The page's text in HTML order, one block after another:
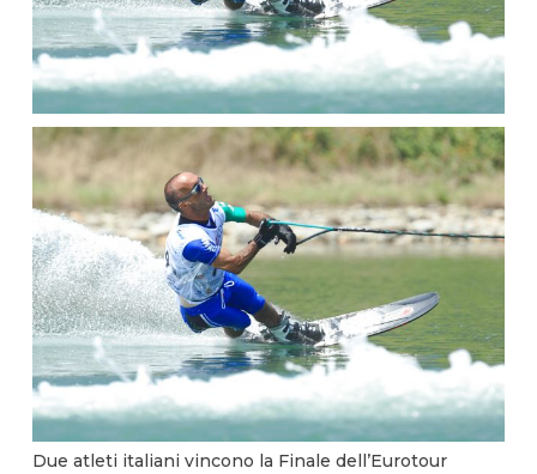
Due atleti italiani vincono la Finale dell’Eurotour